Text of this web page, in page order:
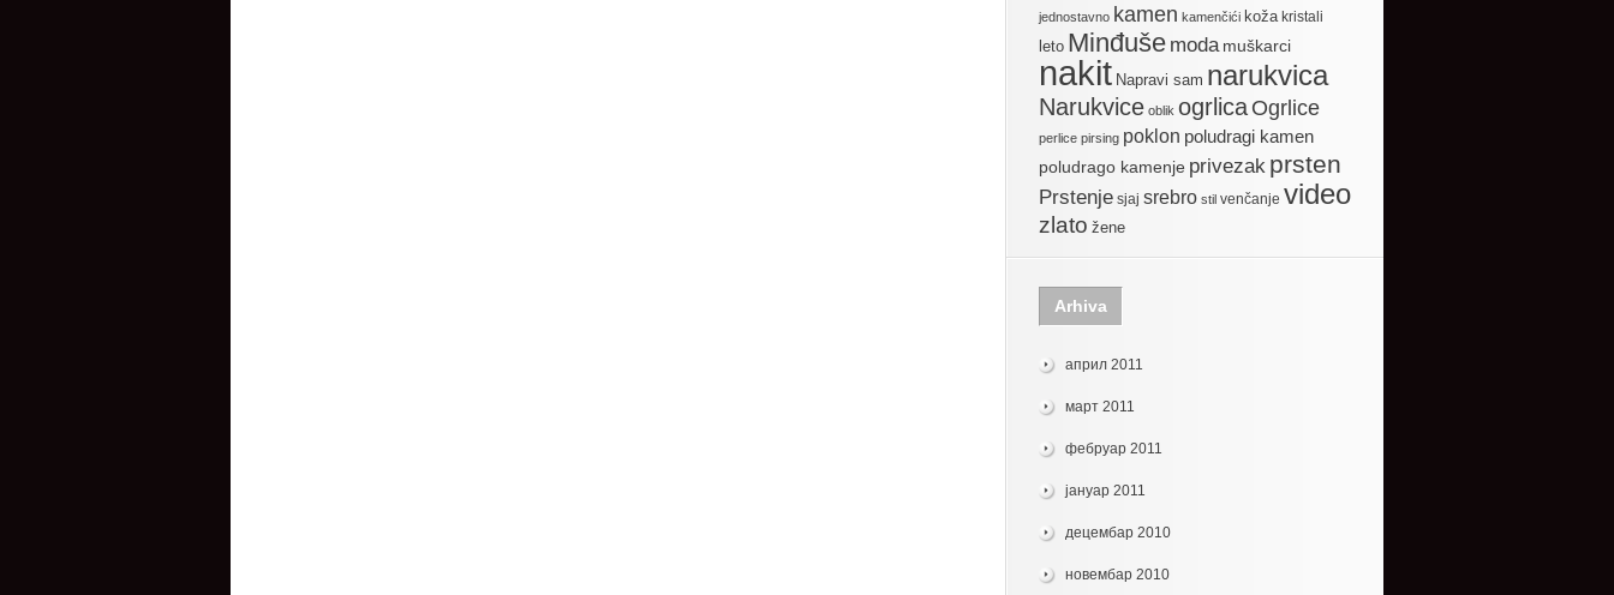
jednostavno kamen kamenčići koža kristali
leto Minđuše moda muškarci
nakit Napravi sam narukvica
Narukvice oblik ogrlicaOgrlice
perlice pirsing poklon poludragi kamen
poludrago kamenje privezak prsten
Prstenje sjaj srebro stil venčanje video
zlato žene
Arhiva
април 2011
март 2011
фебруар 2011
јануар 2011
децембар 2010
новембар 2010